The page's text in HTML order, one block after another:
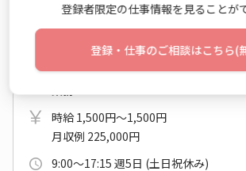
＼グミが人気★製菓メーカー／営
谷六
営業事務（受発注以外） / 購買業務 /
時給 1,500円～1,500円
月収例 225,000円
9:00～17:15 週5日 (土日祝休み)
登録者限定の仕事情報を見ることが
登録・仕事のご相談はこちら(